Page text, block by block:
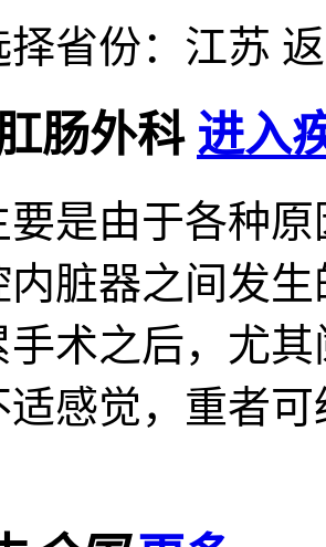
省份： 江苏
肠外科 进入
要是由于各种
内脏器之间发
手术之后，尤
适感觉，重者